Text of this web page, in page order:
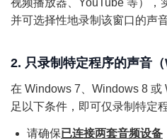
视频播放器、YouTube 等），
并可选择性地录制该窗口的声音
2. 只录制特定程序的声音
在 Windows 7、Windows 8 或
足以下条件，即可仅录制特定
请确保已连接两套音频设备